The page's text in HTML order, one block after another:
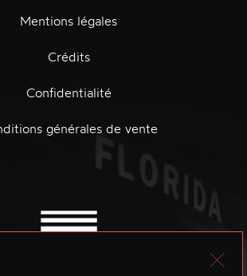
Mentions légales
Crédits
Confidentialité
générales de vente